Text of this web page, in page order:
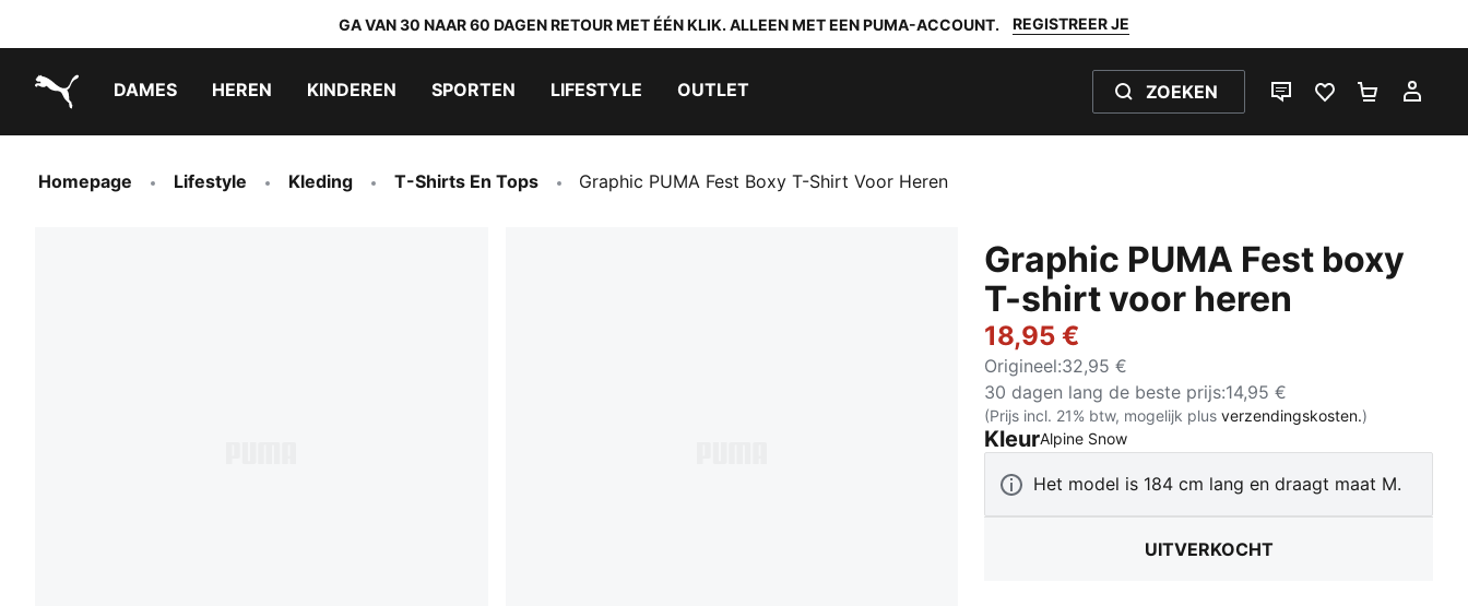
GA VAN 30 NAAR 60 DAGEN RETOUR MET ÉÉN KLIK. ALLEEN MET EEN PUMA-ACCOUNT. REGISTREER JE
DAMES HEREN KINDEREN SPORTEN LIFESTYLE OUTLET ZOEKEN
LIVE CHATFAVORIETEN 0
Homepage Lifestyle Kleding T-Shirts En Tops Graphic PUMA Fest Boxy T-Shirt Voor Heren
Graphic PUMA Fest boxy
T-shirt voor heren
18,95 €
Origineel:32,95 €
30 dagen lang de beste prijs:14,95 €
(Prijs incl. 21% btw, mogelijk plusverzendingskosten.)
KleurAlpine Snow:
Het model is 184 cm lang en draagt maat M.
UITVERKOCHT